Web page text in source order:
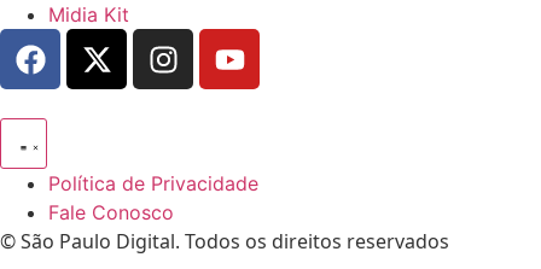
Midia Kit
Política de Privacidade
Fale Conosco
© São Paulo Digital. Todos os direitos reservados